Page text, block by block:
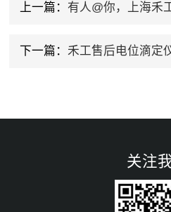
上一篇： 有人@你，上海禾工科仪“
下一篇： 禾工售后电位滴定仪为河
关注